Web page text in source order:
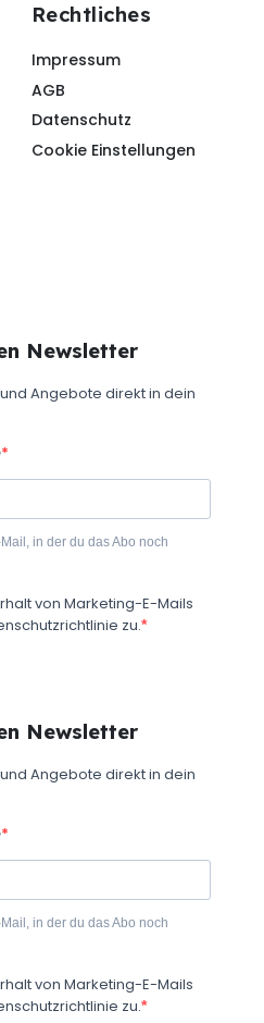
Rechtliches
Impressum
AGB
Datenschutz
Cookie Einstellungen
Newsletter
Angebote direkt in dein
in der du das Abo noch
von Marketing-E-Mails
zu.
Newsletter
Angebote direkt in dein
in der du das Abo noch
von Marketing-E-Mails
zu.